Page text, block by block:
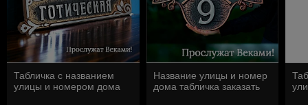
Табличка с названием
улицы и номером дома
Название улицы и номер
дома табличка заказать